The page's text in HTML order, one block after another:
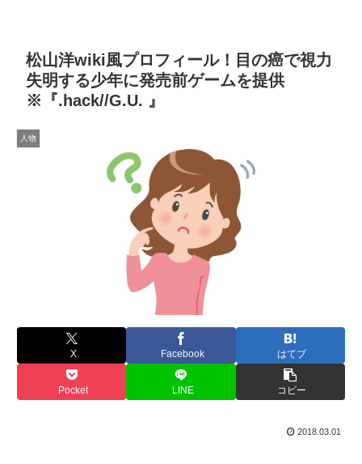
松山洋wiki風プロフィール！目の癌で視力
失明する少年に発売前ゲームを提供
※『.hack//G.U. 』
人物
X Facebook はてブ
Pocket LINE コピー
2018.03.01